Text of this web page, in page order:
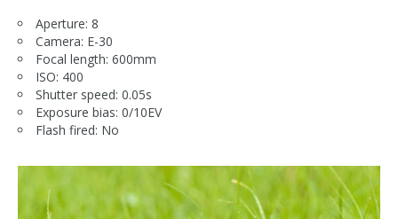
Aperture: 8
Camera: E-30
Focal length: 600mm
ISO: 400
Shutter speed: 0.05s
Exposure bias: 0/10EV
Flash fired: No